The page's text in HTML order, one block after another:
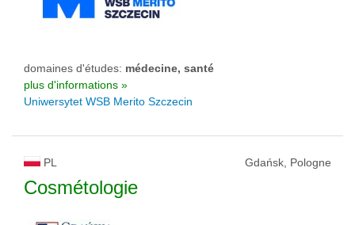
domaines d'études: médecine, santé
plus d'informations »
Uniwersytet WSB Merito Szczecin
PL Gdańsk, Pologne
Cosmétologie